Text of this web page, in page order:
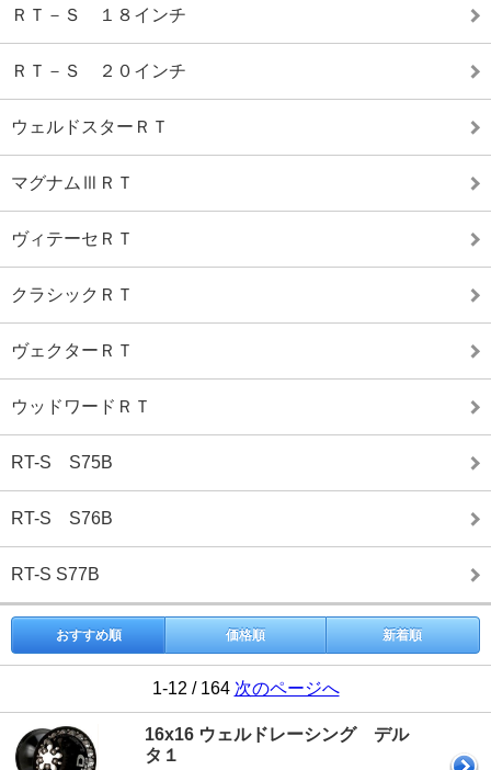
ＲＴ－Ｓ １８インチ
ＲＴ－Ｓ ２０インチ
ウェルドスターＲＴ
マグナムⅢＲＴ
ヴィテーセＲＴ
クラシックＲＴ
ヴェクターＲＴ
ウッドワードＲＴ
RT-S S75B
RT-S S76B
RT-S S77B
おすすめ順 価格順 新着順
1-12 / 164 次のページへ
16x16 ウェルドレーシング デル
タ１